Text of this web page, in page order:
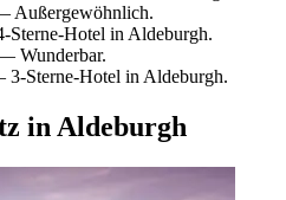
Außergewöhnlich.
Hotel in Aldeburgh.
Wunderbar.
Sterne-Hotel in Aldeburgh.
in Aldeburgh